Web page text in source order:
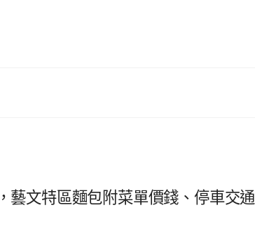
藝文特區麵包附菜單價錢、停車交通